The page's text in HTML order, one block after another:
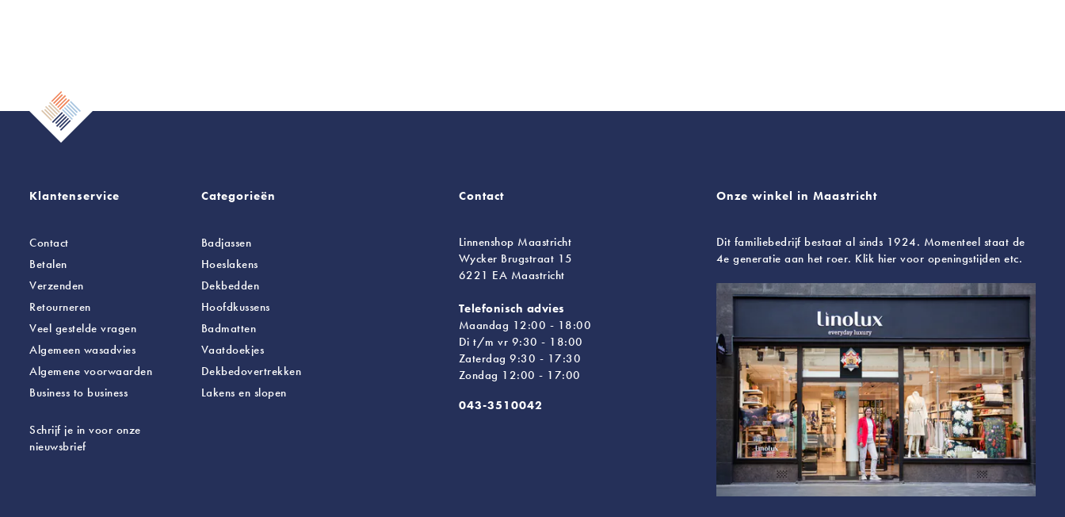
Klantenservice
Contact
Betalen
Verzenden
Retourneren
Veel gestelde vragen
Algemeen wasadvies
Algemene voorwaarden
Business to business
Schrijf je in voor onze
nieuwsbrief
Categorieën
Badjassen
Hoeslakens
Dekbedden
Hoofdkussens
Badmatten
Vaatdoekjes
Dekbedovertrekken
Lakens en slopen
Contact
Linnenshop Maastricht
Wycker Brugstraat 15
6221 EA Maastricht
Telefonisch advies
Maandag 12:00 - 18:00
Di t/m vr 9:30 - 18:00
Zaterdag 9:30 - 17:30
Zondag 12:00 - 17:00
043-3510042
Onze winkel in Maastricht
Dit familiebedrijf bestaat al sinds 1924. Momenteel staat de
4e generatie aan het roer. Klik hier voor openingstijden etc.